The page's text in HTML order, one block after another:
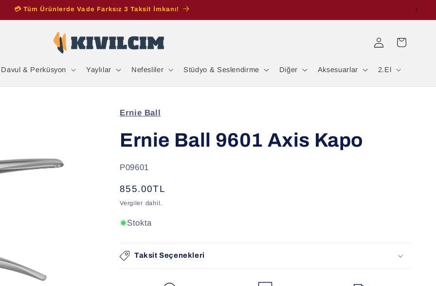
💳 Tüm Ürünlerde Vade Farksız 3 Taksit İmkanı!
Davul & Perküsyon Yaylılar Nefesliler Stüdyo & Seslendirme Diğer Aksesuarlar 2.El
Oturum
Sepet
Ernie Ball
Ernie Ball 9601 Axis Kapo
SKU:
P09601
Normal
fiyat
855.00TL
Vergiler dahil.
Stokta
Taksit Seçenekleri